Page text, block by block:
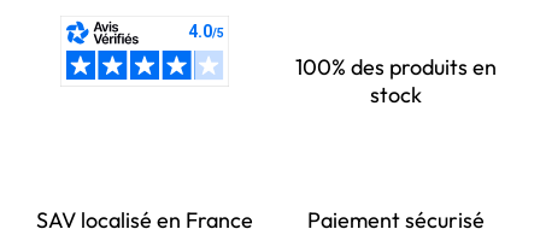
100% des produits en
stock
SAV localisé en France Paiement sécurisé